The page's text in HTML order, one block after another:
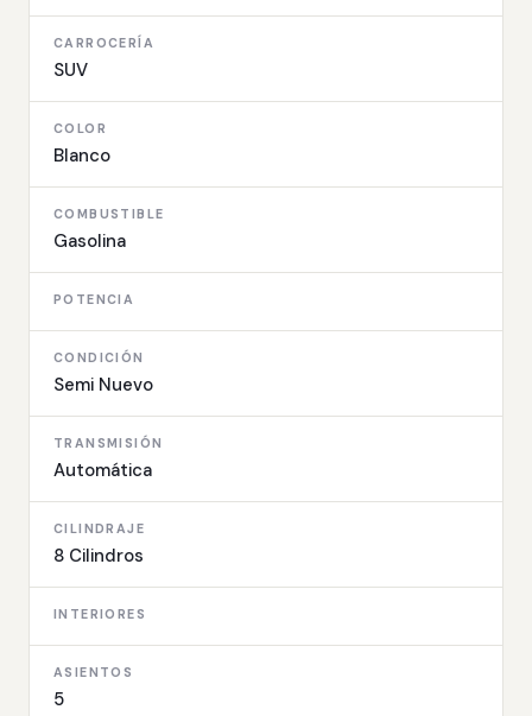
CARROCERÍA
SUV
COLOR
Blanco
COMBUSTIBLE
Gasolina
POTENCIA
CONDICIÓN
Semi Nuevo
TRANSMISIÓN
Automática
CILINDRAJE
8 Cilindros
INTERIORES
ASIENTOS
5